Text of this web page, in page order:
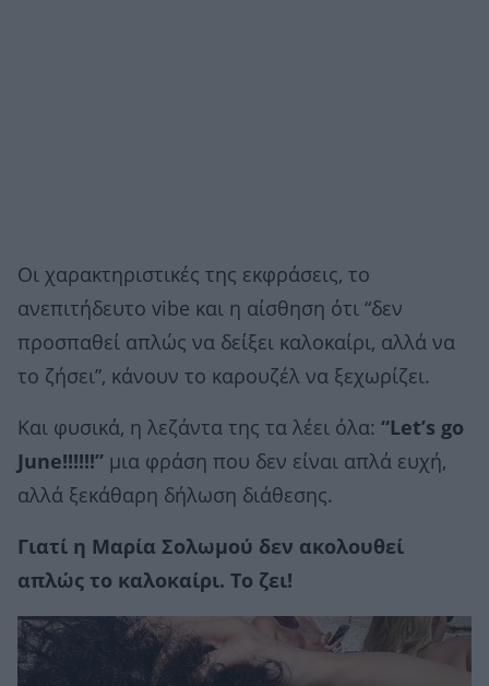
Οι χαρακτηριστικές της εκφράσεις, το
ανεπιτήδευτο vibe και η αίσθηση ότι “δεν
προσπαθεί απλώς να δείξει καλοκαίρι, αλλά να
το ζήσει”, κάνουν το καρουζέλ να ξεχωρίζει.
Και φυσικά, η λεζάντα της τα λέει όλα: “Let’s go
June!!!!!!” μια φράση που δεν είναι απλά ευχή,
αλλά ξεκάθαρη δήλωση διάθεσης.
Γιατί η Μαρία Σολωμού δεν ακολουθεί
απλώς το καλοκαίρι. Το ζει!